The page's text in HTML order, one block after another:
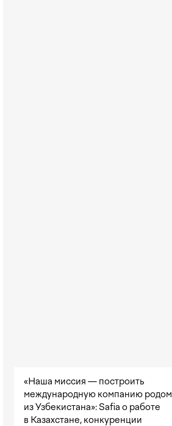
«Наша миссия — построить
международную компанию родом
из Узбекистана»: Safia о работе
в Казахстане, конкуренции